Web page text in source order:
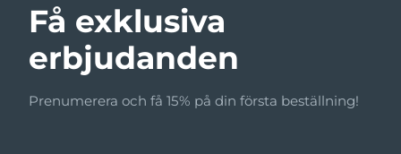
Få exklusiva
erbjudanden
Prenumerera och få 15% på din första beställning!